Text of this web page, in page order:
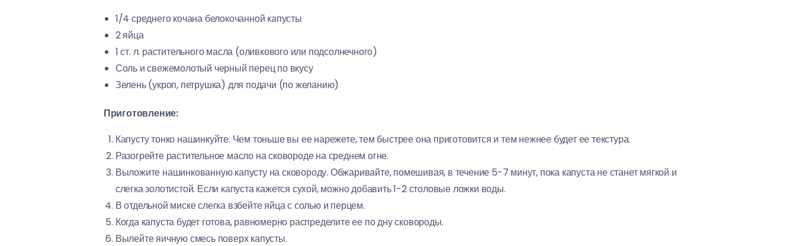
1/4 среднего кочана белокочанной капусты
2 яйца
1 ст. л. растительного масла (оливкового или подсолнечного)
Соль и свежемолотый черный перец по вкусу
Зелень (укроп, петрушка) для подачи (по желанию)
Приготовление:
Капусту тонко нашинкуйте. Чем тоньше вы ее нарежете, тем быстрее она приготовится и тем нежнее будет ее текстура.
Разогрейте растительное масло на сковороде на среднем огне.
Выложите нашинкованную капусту на сковороду. Обжаривайте, помешивая, в течение 5-7 минут, пока капуста не станет мягкой и
слегка золотистой. Если капуста кажется сухой, можно добавить 1-2 столовые ложки воды.
В отдельной миске слегка взбейте яйца с солью и перцем.
Когда капуста будет готова, равномерно распределите ее по дну сковороды.
Вылейте яичную смесь поверх капусты.